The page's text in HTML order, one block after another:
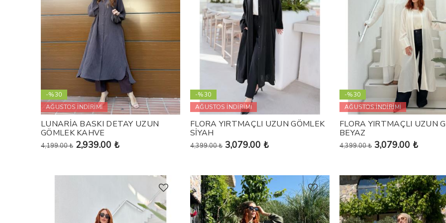
-%30
AĞUSTOS İNDİRİMİ
LUNARİA BASKI DETAY UZUN
GÖMLEK KAHVE
4,199.00 ₺ 2,939.00 ₺
-%30
AĞUSTOS İNDİRİMİ
FLORA YIRTMAÇLI UZUN GÖMLEK
SİYAH
4,399.00 ₺ 3,079.00 ₺
-%30
AĞUSTOS İNDİRİMİ
FLORA YIRTMAÇLI UZUN
BEYAZ
4,399.00 ₺ 3,079.00 ₺